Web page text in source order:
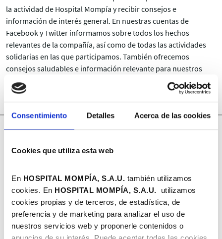
Consentimiento Detalles Acerca de las cookies
Cookies que utiliza esta web
En HOSPITAL MOMPÍA, S.A.U. también utilizamos
cookies. En HOSPITAL MOMPÍA, S.A.U. utilizamos
cookies propias y de terceros, de estadística, de
preferencia y de marketing para analizar el uso de
nuestros servicios web y proponerle contenidos o
la actividad de Hospital Mompía y recibir consejos e
información de interés general. En nuestras cuentas de
Facebook y Twitter informamos sobre todos los hechos
relevantes de la compañía, así como de todas las actividades
solidarias en las que participamos. También ofrecemos
consejos saludables e información relevante para nuestros
clientes.
Facebook de Hospital Mompía
Twitter de Hospital Mompía
Siguiendo esta cuenta, podrás conocer toda la información
relevante de la compañía.
Twitter de Hospital Mompía